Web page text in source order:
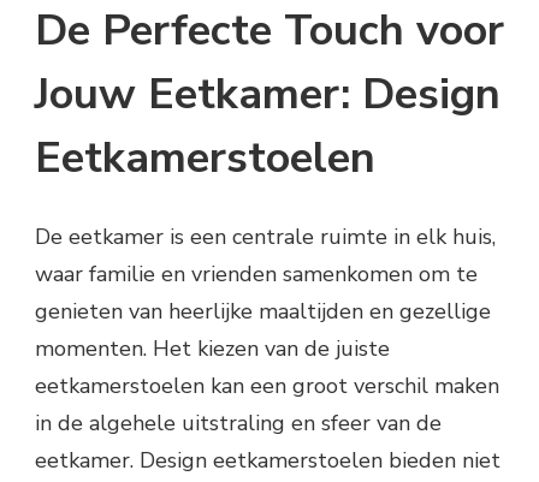
De Perfecte Touch voor
Jouw Eetkamer: Design
Eetkamerstoelen
De eetkamer is een centrale ruimte in elk huis,
waar familie en vrienden samenkomen om te
genieten van heerlijke maaltijden en gezellige
momenten. Het kiezen van de juiste
eetkamerstoelen kan een groot verschil maken
in de algehele uitstraling en sfeer van de
eetkamer. Design eetkamerstoelen bieden niet